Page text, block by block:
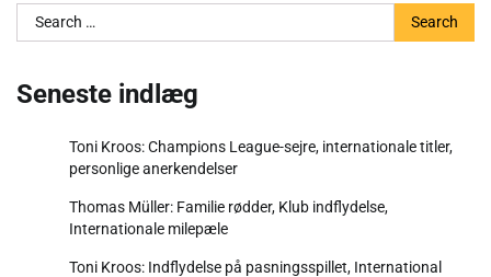
Search
for:
Seneste indlæg
Toni Kroos: Champions League-sejre, internationale titler,
personlige anerkendelser
Thomas Müller: Familie rødder, Klub indflydelse,
Internationale milepæle
Toni Kroos: Indflydelse på pasningsspillet, International